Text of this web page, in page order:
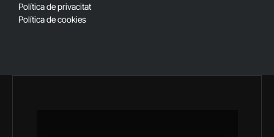
Política de privacitat
Política de cookies